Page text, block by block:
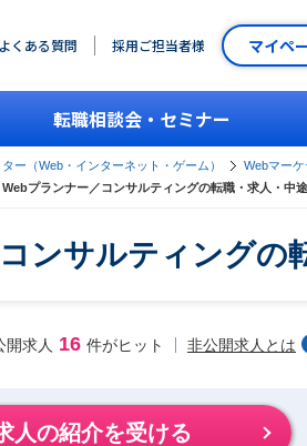
よくある質問 採用ご担当者様 マイペ
転職相談会・セミナー
ー（Web・インターネット・ゲーム）
Webマー
プランナー／コンサルティングの転職・求人・中
ンサルティングの
開求人 16 件がヒット 非公開求人とは
人の紹介を受ける